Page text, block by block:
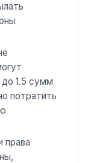
1.5 сумм
потратить
права